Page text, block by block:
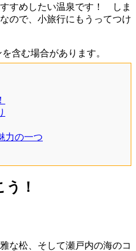
すめしたい温泉です！ しま
ので、小旅行にもうってつけ
含む場合があります。
力の一つ
！
な松、そして瀬戸内の海のコ